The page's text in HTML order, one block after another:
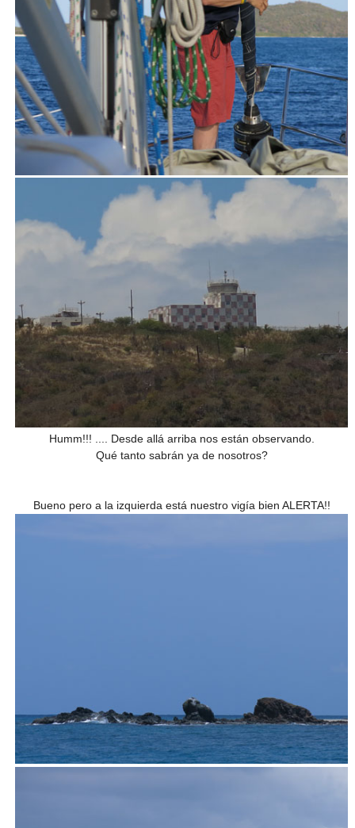
Humm!!! .... Desde allá arriba nos están observando.
Qué tanto sabrán ya de nosotros?
Bueno pero a la izquierda está nuestro vigía bien ALERTA!!